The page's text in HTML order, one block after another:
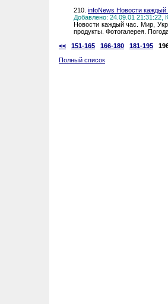
210. infoNews Новости
Добавлено: 24.09.01 21:31:22,
Новости каждый час. Мир,
продукты. Фотогалерея.
<<
151-165 166-180 181-195
Полный список